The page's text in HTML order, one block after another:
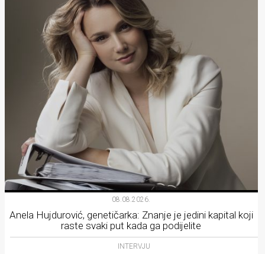
08.08.2026.
Anela Hujdurović, genetičarka: Znanje je jedini kapital koji
raste svaki put kada ga podijelite
INTERVJU